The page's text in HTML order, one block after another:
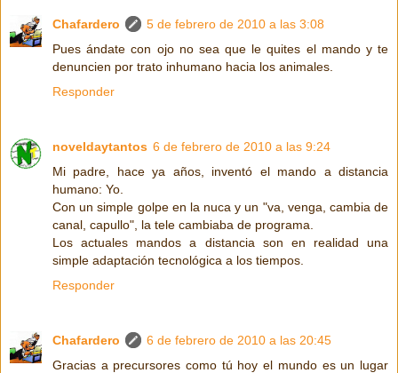
Chafardero
5 de febrero de 2010 a las 3:08
Pues ándate con ojo no sea que le quites el mando y te
denuncien por trato inhumano hacia los animales.
Responder
noveldaytantos 6 de febrero de 2010 a las 9:24
Mi padre, hace ya años, inventó el mando a distancia
humano: Yo.
Con un simple golpe en la nuca y un "va, venga, cambia de
canal, capullo", la tele cambiaba de programa.
Los actuales mandos a distancia son en realidad una
simple adaptación tecnológica a los tiempos.
Responder
Chafardero
6 de febrero de 2010 a las 20:45
Gracias a precursores como tú hoy el mundo es un lugar